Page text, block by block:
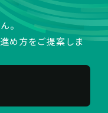
。
め方をご提案しま